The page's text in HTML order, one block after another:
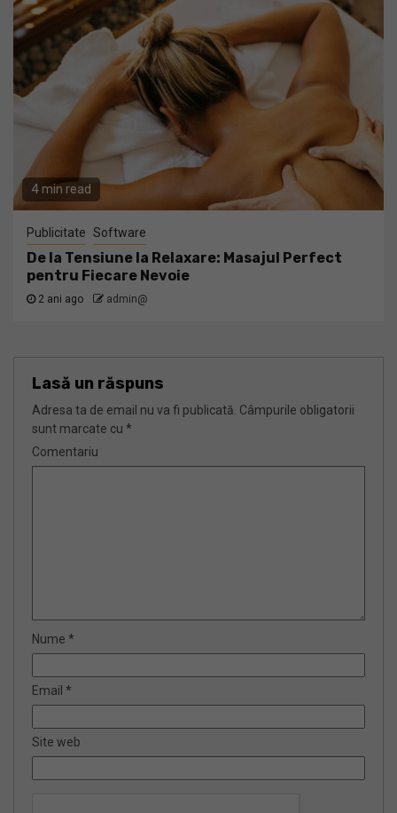
4 min read
Publicitate Software
De la Tensiune la Relaxare: Masajul Perfect
pentru Fiecare Nevoie
2 ani ago admin@
Lasă un răspuns
Adresa ta de email nu va fi publicată. Câmpurile obligatorii
sunt marcate cu *
Comentariu
Nume *
Email *
Site web